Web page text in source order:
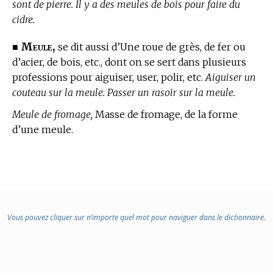
sont de pierre. Il y a des meules de bois pour faire du
cidre.
■ Meule, se dit aussi d’Une roue de grès, de fer ou
d’acier, de bois, etc., dont on se sert dans plusieurs
professions pour aiguiser, user, polir, etc. Aiguiser un
couteau sur la meule. Passer un rasoir sur la meule.
Meule de fromage, Masse de fromage, de la forme
d’une meule.
Vous pouvez cliquer sur n’importe quel mot pour naviguer dans le dictionnaire.